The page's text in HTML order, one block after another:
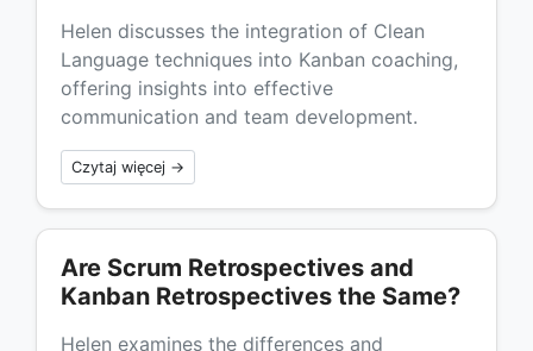
Helen discusses the integration of Clean
Language techniques into Kanban coaching,
offering insights into effective
communication and team development.
Czytaj więcej →
Are Scrum Retrospectives and
Kanban Retrospectives the Same?
Helen examines the differences and